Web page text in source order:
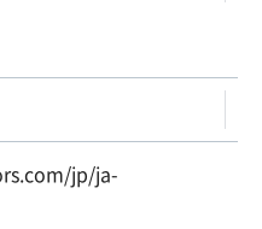
jp/ja-